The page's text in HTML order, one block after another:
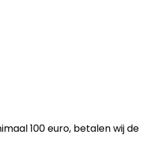
100 euro, betalen wij de